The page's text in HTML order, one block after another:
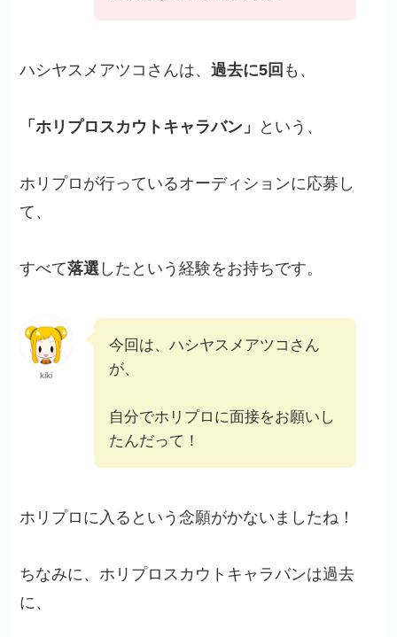
ハシヤスメアツコさんは、過去に5回 も、
「ホリプロスカウトキャラバン」 という、
ホリプロが行っているオーディションに応募し
て、
すべて落選 したという経験をお持ちです。
kiki
今回は、ハシヤスメアツコさん
が、
自分でホリプロに面接をお願いし
たんだって！
ホリプロに入るという念願がかないましたね！
ちなみに、ホリプロスカウトキャラバンは過去
に、